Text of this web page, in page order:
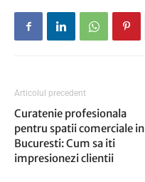
Articolul precedent
Curatenie profesionala
pentru spatii comerciale in
Bucuresti: Cum sa iti
impresionezi clientii